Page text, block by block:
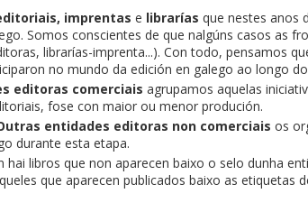
imprentas e librarías que nestes anos
Somos conscientes de que nalgúns casos as
librarías-imprenta...). Con todo, pensamos
no mundo da edición en galego ao longo
editoras comerciais agrupamos aquelas
fose con maior ou menor produción.
entidades editoras non comerciais os
durante esta etapa.
libros que non aparecen baixo o selo dunha
que aparecen publicados baixo as etiquetas